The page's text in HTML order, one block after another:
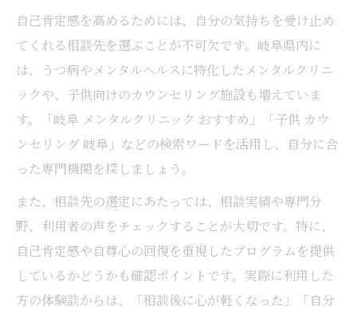
自己肯定感を高めるためには、自分の気持ちを受け止め
てくれる相談先を選ぶことが不可欠です。岐阜県内に
は、うつ病やメンタルヘルスに特化したメンタルクリニ
ックや、子供向けのカウンセリング施設も増えていま
す。「岐阜 メンタルクリニック おすすめ」「子供 カウ
ンセリング 岐阜」などの検索ワードを活用し、自分に合
った専門機関を探しましょう。
また、相談先の選定にあたっては、相談実績や専門分
野、利用者の声をチェックすることが大切です。特に、
自己肯定感や自尊心の回復を重視したプログラムを提供
しているかどうかも確認ポイントです。実際に利用した
方の体験談からは、「相談後に心が軽くなった」「自分